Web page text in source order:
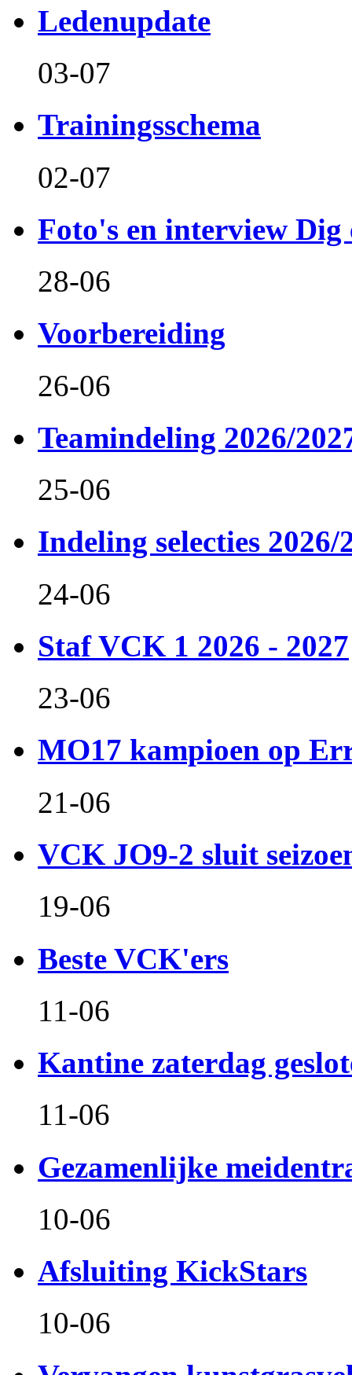
Ledenupdate
03-07
Trainingsschema
02-07
Foto's en interview Dig
28-06
Voorbereiding
26-06
Teamindeling 2026/
25-06
Indeling selecties 2026/
24-06
Staf VCK 1 2026 - 2027
23-06
MO17 kampioen op
21-06
VCK JO9-2 sluit
19-06
Beste VCK'ers
11-06
Kantine zaterdag
11-06
Gezamenlijke
10-06
Afsluiting KickStars
10-06